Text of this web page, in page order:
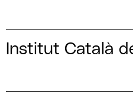
Institut Català